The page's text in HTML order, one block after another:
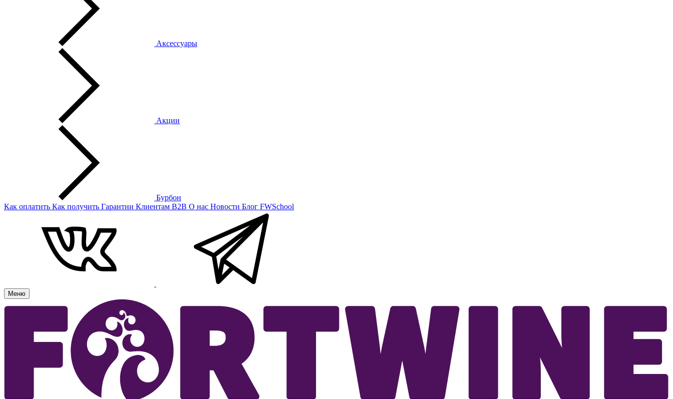
Аксессуары
Акции
Бурбон
Как оплатить Как получить Гарантии Клиентам B2B О нас Новости Блог FWSchool
Меню